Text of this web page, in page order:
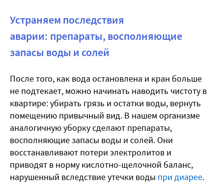
Устраняем последствия
аварии: препараты, восполняющие
запасы воды и солей
После того, как вода остановлена и кран больше
не подтекает, можно начинать наводить чистоту в
квартире: убирать грязь и остатки воды, вернуть
помещению привычный вид. В нашем организме
аналогичную уборку сделают препараты,
восполняющие запасы воды и солей. Они
восстанавливают потери электролитов и
приводят в норму кислотно-щелочной баланс,
нарушенный вследствие утечки воды при диарее.